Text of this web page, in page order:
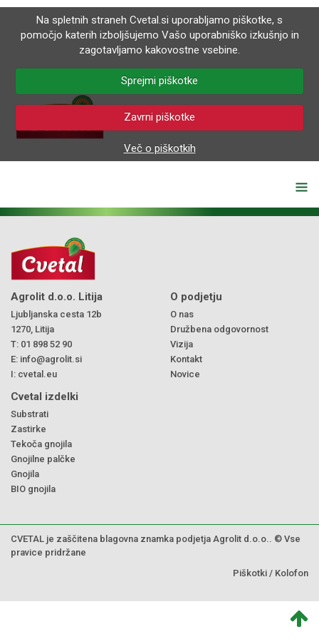
Na spletnih straneh Cvetal.si uporabljamo piškotke, s
pomočjo katerih izboljšujemo Vašo uporabniško izkušnjo in
zagotavljamo kakovostne vsebine.
Sprejmi piškotke
Zavrni piškotke
Več o piškotkih
Agrolit d.o.o. Litija
Ljubljanska cesta 12b
1270, Litija
T: 01 898 52 90
E: info@agrolit.si
I: cvetal.eu
O podjetju
O nas
Družbena odgovornost
Vizija
Kontakt
Novice
Cvetal izdelki
Substrati
Zastirke
Tekoča gnojila
Gnojilne palčke
Gnojila
BIO gnojila
CVETAL je zaščitena blagovna znamka podjetja Agrolit d.o.o.. © Vse
pravice pridržane
Piškotki / Kolofon